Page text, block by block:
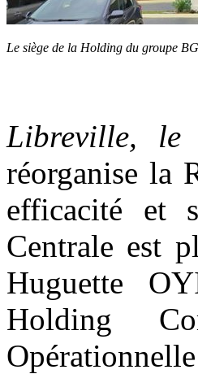
Le siège de la Holding du groupe
Libreville,
réorganise la
efficacité et
Centrale est
Huguette
Holding